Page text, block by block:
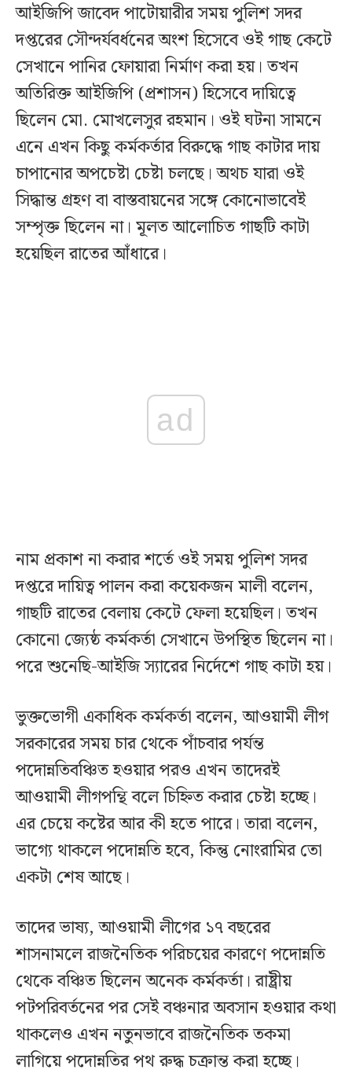
আইজিপি জাবেদ পাটোয়ারীর সময় পুলিশ সদর
দপ্তরের সৌন্দর্যবর্ধনের অংশ হিসেবে ওই গাছ কেটে
সেখানে পানির ফোয়ারা নির্মাণ করা হয়। তখন
অতিরিক্ত আইজিপি (প্রশাসন) হিসেবে দায়িত্বে
ছিলেন মো. মোখলেসুর রহমান। ওই ঘটনা সামনে
এনে এখন কিছু কর্মকর্তার বিরুদ্ধে গাছ কাটার দায়
চাপানোর অপচেষ্টা চেষ্টা চলছে। অথচ যারা ওই
সিদ্ধান্ত গ্রহণ বা বাস্তবায়নের সঙ্গে কোনোভাবেই
সম্পৃক্ত ছিলেন না। মূলত আলোচিত গাছটি কাটা
হয়েছিল রাতের আঁধারে।
ad
নাম প্রকাশ না করার শর্তে ওই সময় পুলিশ সদর
দপ্তরে দায়িত্ব পালন করা কয়েকজন মালী বলেন,
গাছটি রাতের বেলায় কেটে ফেলা হয়েছিল। তখন
কোনো জ্যেষ্ঠ কর্মকর্তা সেখানে উপস্থিত ছিলেন না।
পরে শুনেছি-আইজি স্যারের নির্দেশে গাছ কাটা হয়।
ভুক্তভোগী একাধিক কর্মকর্তা বলেন, আওয়ামী লীগ
সরকারের সময় চার থেকে পাঁচবার পর্যন্ত
পদোন্নতিবঞ্চিত হওয়ার পরও এখন তাদেরই
আওয়ামী লীগপন্থি বলে চিহ্নিত করার চেষ্টা হচ্ছে।
এর চেয়ে কষ্টের আর কী হতে পারে। তারা বলেন,
ভাগ্যে থাকলে পদোন্নতি হবে, কিন্তু নোংরামির তো
একটা শেষ আছে।
তাদের ভাষ্য, আওয়ামী লীগের ১৭ বছরের
শাসনামলে রাজনৈতিক পরিচয়ের কারণে পদোন্নতি
থেকে বঞ্চিত ছিলেন অনেক কর্মকর্তা। রাষ্ট্রীয়
পটপরিবর্তনের পর সেই বঞ্চনার অবসান হওয়ার কথা
থাকলেও এখন নতুনভাবে রাজনৈতিক তকমা
লাগিয়ে পদোন্নতির পথ রুদ্ধ চক্রান্ত করা হচ্ছে।